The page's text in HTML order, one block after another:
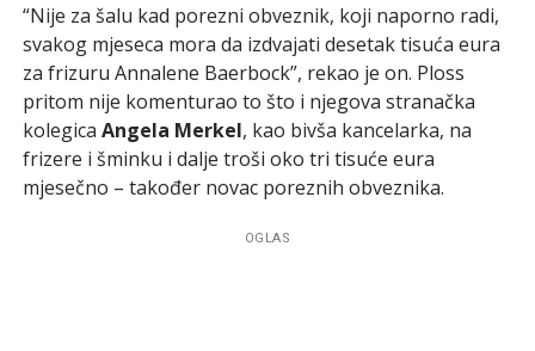
“Nije za šalu kad porezni obveznik, koji naporno radi,
svakog mjeseca mora da izdvajati desetak tisuća eura
za frizuru Annalene Baerbock”, rekao je on. Ploss
pritom nije komenturao to što i njegova stranačka
kolegica Angela Merkel, kao bivša kancelarka, na
frizere i šminku i dalje troši oko tri tisuće eura
mjesečno – također novac poreznih obveznika.
OGLAS